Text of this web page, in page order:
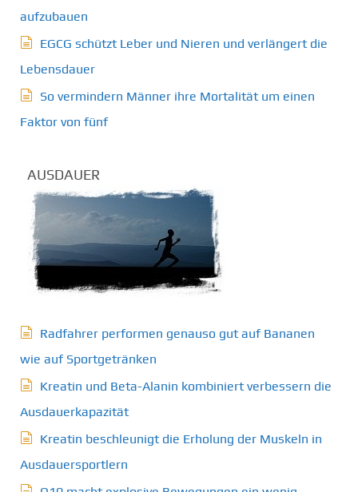
aufzubauen
EGCG schützt Leber und Nieren und verlängert die
Lebensdauer
So vermindern Männer ihre Mortalität um einen
Faktor von fünf
AUSDAUER
Radfahrer performen genauso gut auf Bananen
wie auf Sportgetränken
Kreatin und Beta-Alanin kombiniert verbessern die
Ausdauerkapazität
Kreatin beschleunigt die Erholung der Muskeln in
Ausdauersportlern